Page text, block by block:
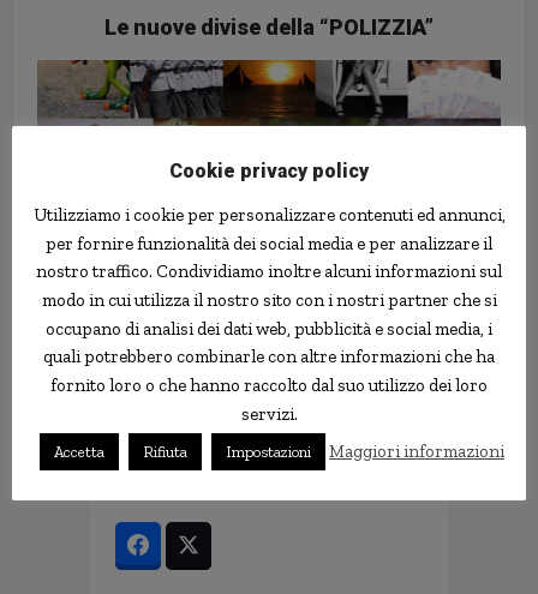
Le nuove divise della “POLIZZIA”
Supporto alle banche e ai
proprietari in difficoltà: è davvero
una soluzione?
Follow us
Cookie privacy policy
Utilizziamo i cookie per personalizzare contenuti ed annunci,
per fornire funzionalità dei social media e per analizzare il
nostro traffico. Condividiamo inoltre alcuni informazioni sul
modo in cui utilizza il nostro sito con i nostri partner che si
occupano di analisi dei dati web, pubblicità e social media, i
quali potrebbero combinarle con altre informazioni che ha
fornito loro o che hanno raccolto dal suo utilizzo dei loro
servizi.
Accetta Rifiuta Impostazioni Maggiori informazioni